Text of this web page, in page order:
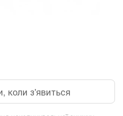
коли з'явиться